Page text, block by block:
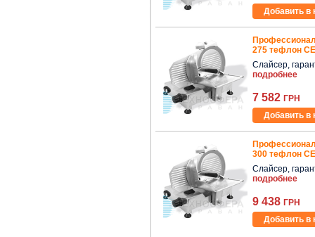
Добавить в
275 тефлон
Слайсер,
подробнее
7 582 ГРН
Добавить в
300 тефлон
Слайсер,
подробнее
9 438 ГРН
Добавить в